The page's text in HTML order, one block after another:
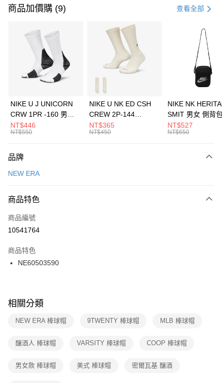
信用卡一次付款
3 期 0 利率 每期 21家銀行
合作金庫商業銀行
第一商業銀行
華南商業銀行
彰化商業銀行
上海商業儲蓄銀行
元大商業銀行
台灣樂天信用卡公司
Apple Pay
全盈+PAY
AFTEE先享後付
【關於「AFTEE先享後付」】
便利好安心！
３．安心：先確認商品／服務後，再付款。
【「AFTEE先享後付」結帳流程】
１．於結帳方式選擇「AFTEE先享後付」後，將跳轉至「AFTEE先享後付」
２．訂單成立數日內，您將收到繳費通知簡訊。
３．收到繳費通知簡訊後14天內，點擊此簡訊中的連結，可透過四大超商／
ATM／網路銀行／等多元方式進行付款，方視為交易完成。
※ 交易是否成功請以「AFTEE先享後付 」之結帳頁面顯示為準，若有關於
是否繳費成功／繳費後需取消欲退款等相關疑問，請聯繫「AFTEE先享後付
客戶支援中心」https://netprotections.freshdesk.com/support/home
１．透過由恩沛科技股份有限公司提供之「AFTEE先享後付」服務完成之交
權轉讓予恩沛科技股份有限公司。
運送方式
每筆NT$100，滿NT$1,500(含以上)免運費
宅配
每筆NT$100，滿NT$1,500(含以上)免運費
付款後門市自取
每筆NT$100，滿NT$1,500(含以上)免運費
商品加價購 (9) 查看全部
NIKE U J UNICORN
CRW 1PR -160 男女
中統襪 FZ3393100
NT$446
NT$550
NIKE U NK ED CSH
CREW 2P-144
EMBRDY 男女 短統襪
FZ3073133
NT$365
NT$450
NIKE NK
SMIT 男女 側背
BA5871010
NT$527
NT$650
品牌
NEW ERA
商品特色
商品編號
10541764
商品特色
NE60503590
相關分類
NEW ERA 棒球帽 9TWENTY 棒球帽 MLB 棒球帽
釀酒人 棒球帽 VARSITY 棒球帽 COOP 棒球帽
男女款 棒球帽 美式 棒球帽 密爾瓦基 釀酒